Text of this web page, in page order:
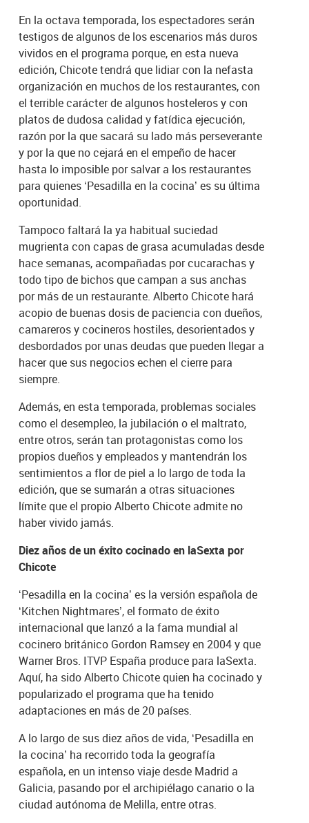
En la octava temporada, los espectadores serán
testigos de algunos de los escenarios más duros
vividos en el programa porque, en esta nueva
edición, Chicote tendrá que lidiar con la nefasta
organización en muchos de los restaurantes, con
el terrible carácter de algunos hosteleros y con
platos de dudosa calidad y fatídica ejecución,
razón por la que sacará su lado más perseverante
y por la que no cejará en el empeño de hacer
hasta lo imposible por salvar a los restaurantes
para quienes ‘Pesadilla en la cocina’ es su última
oportunidad.
Tampoco faltará la ya habitual suciedad
mugrienta con capas de grasa acumuladas desde
hace semanas, acompañadas por cucarachas y
todo tipo de bichos que campan a sus anchas
por más de un restaurante. Alberto Chicote hará
acopio de buenas dosis de paciencia con dueños,
camareros y cocineros hostiles, desorientados y
desbordados por unas deudas que pueden llegar a
hacer que sus negocios echen el cierre para
siempre.
Además, en esta temporada, problemas sociales
como el desempleo, la jubilación o el maltrato,
entre otros, serán tan protagonistas como los
propios dueños y empleados y mantendrán los
sentimientos a flor de piel a lo largo de toda la
edición, que se sumarán a otras situaciones
límite que el propio Alberto Chicote admite no
haber vivido jamás.
Diez años de un éxito cocinado en laSexta por
Chicote
‘Pesadilla en la cocina’ es la versión española de
‘Kitchen Nightmares’, el formato de éxito
internacional que lanzó a la fama mundial al
cocinero británico Gordon Ramsey en 2004 y que
Warner Bros. ITVP España produce para laSexta.
Aquí, ha sido Alberto Chicote quien ha cocinado y
popularizado el programa que ha tenido
adaptaciones en más de 20 países.
A lo largo de sus diez años de vida, ‘Pesadilla en
la cocina’ ha recorrido toda la geografía
española, en un intenso viaje desde Madrid a
Galicia, pasando por el archipiélago canario o la
ciudad autónoma de Melilla, entre otras.